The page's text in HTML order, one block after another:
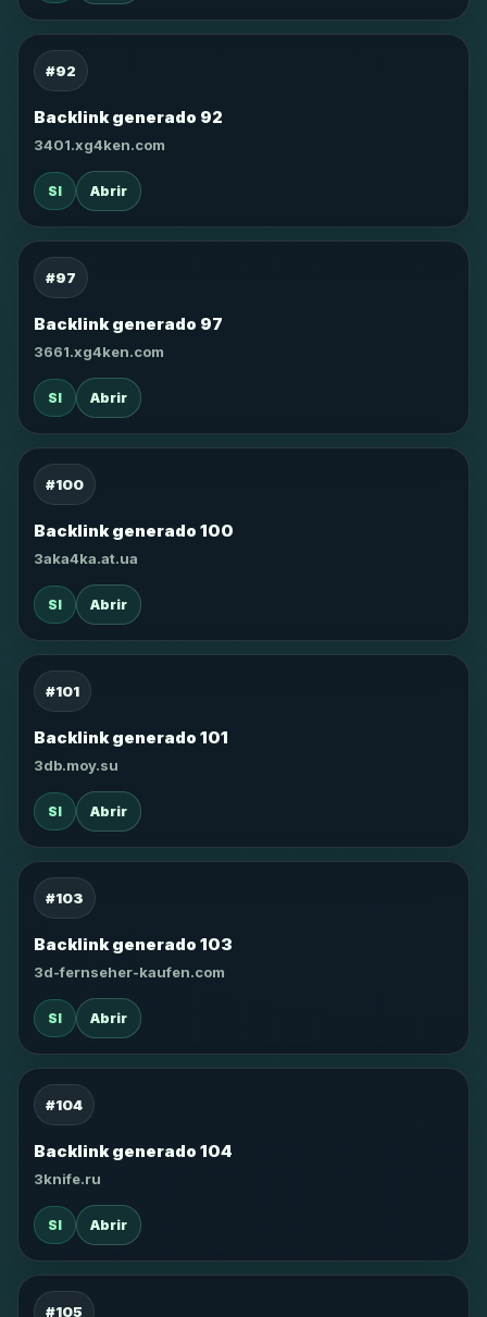
#92
Backlink generado 92
3401.xg4ken.com
SI Abrir
#97
Backlink generado 97
3661.xg4ken.com
SI Abrir
#100
Backlink generado 100
3aka4ka.at.ua
SI Abrir
#101
Backlink generado 101
3db.moy.su
SI Abrir
#103
Backlink generado 103
3d-fernseher-kaufen.com
SI Abrir
#104
Backlink generado 104
3knife.ru
SI Abrir
#105